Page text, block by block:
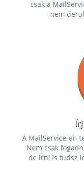
csak a
nem
A MailService-en
Nem csak
de írni is tudsz